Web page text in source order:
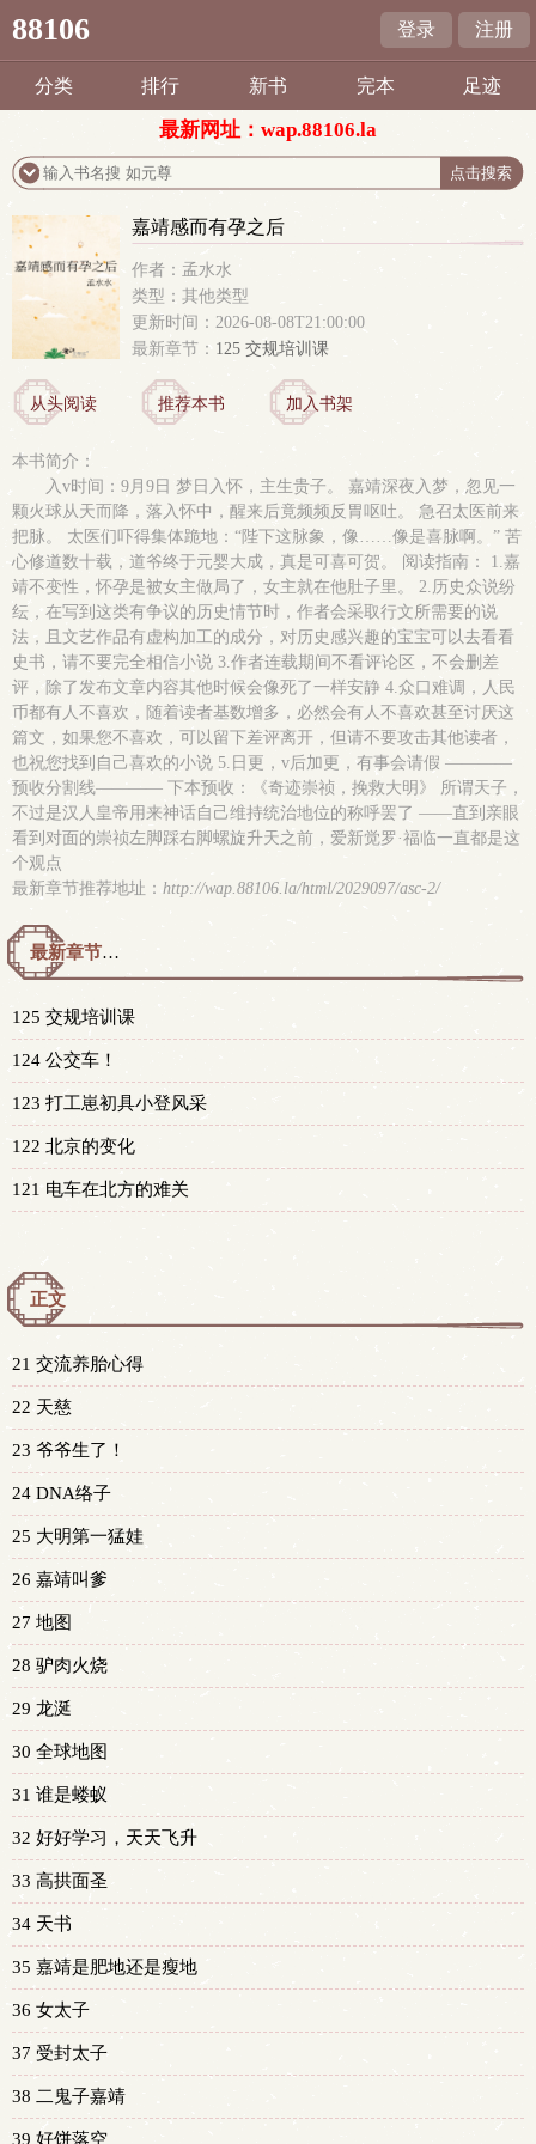
88106 登录 注册
分类 排行 新书 完本 足迹
最新网址：wap.88106.la
嘉靖感而有孕之后
作者：孟水水
类型：其他类型
更新时间：2026-08-08T21:00:00
最新章节： 125 交规培训课
从头阅读 推荐本书 加入书架
本书简介：
入v时间：9月9日 梦日入怀，主生贵子。 嘉靖深夜入梦，忽见一
颗火球从天而降，落入怀中，醒来后竟频频反胃呕吐。 急召太医前来
把脉。 太医们吓得集体跪地：“陛下这脉象，像……像是喜脉啊。” 苦
心修道数十载，道爷终于元婴大成，真是可喜可贺。 阅读指南： 1.嘉
靖不变性，怀孕是被女主做局了，女主就在他肚子里。 2.历史众说纷
纭，在写到这类有争议的历史情节时，作者会采取行文所需要的说
法，且文艺作品有虚构加工的成分，对历史感兴趣的宝宝可以去看看
史书，请不要完全相信小说 3.作者连载期间不看评论区，不会删差
评，除了发布文章内容其他时候会像死了一样安静 4.众口难调，人民
币都有人不喜欢，随着读者基数增多，必然会有人不喜欢甚至讨厌这
篇文，如果您不喜欢，可以留下差评离开，但请不要攻击其他读者，
也祝您找到自己喜欢的小说 5.日更，v后加更，有事会请假 ————
预收分割线———— 下本预收：《奇迹崇祯，挽救大明》 所谓天子，
不过是汉人皇帝用来神话自己维持统治地位的称呼罢了 ——直到亲眼
看到对面的崇祯左脚踩右脚螺旋升天之前，爱新觉罗·福临一直都是这
个观点
最新章节推荐地址： http://wap.88106.la/html/2029097/asc-2/
最新章节预览 更新时间：2026-08-08T21:00:00
125 交规培训课
124 公交车！
123 打工崽初具小登风采
122 北京的变化
121 电车在北方的难关
正文
21 交流养胎心得
22 天慈
23 爷爷生了！
24 DNA络子
25 大明第一猛娃
26 嘉靖叫爹
27 地图
28 驴肉火烧
29 龙涎
30 全球地图
31 谁是蝼蚁
32 好好学习，天天飞升
33 高拱面圣
34 天书
35 嘉靖是肥地还是瘦地
36 女太子
37 受封太子
38 二鬼子嘉靖
39 好饼落空